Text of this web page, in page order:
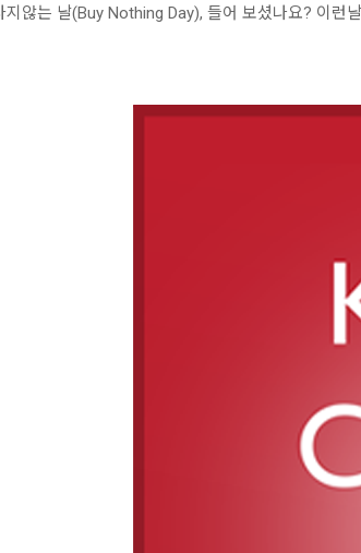
지않는 날(Buy Nothing Day), 들어 보셨나요? 이런